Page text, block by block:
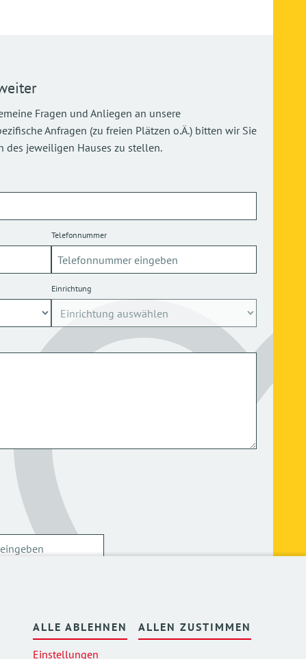
ALLE ABLEHNEN
Einstellungen
ALLEN ZUSTIMMEN
Fragen und Anliegen an unsere
Anfragen (zu freien Plätzen o.Ä.) bitten wir Sie
des jeweiligen Hauses zu stellen.
Telefonnummer
Einrichtung
Daten kann ich mich